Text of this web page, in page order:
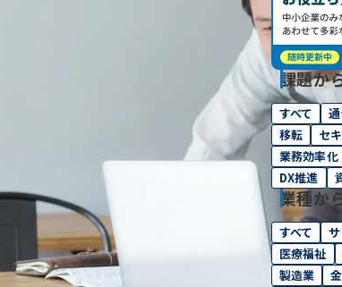
課題か
すべて
移転
セ
業務効率化
DX推進
業種か
すべて
医療福祉
製造業